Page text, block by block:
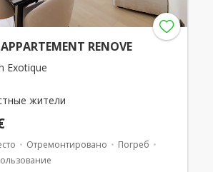
RENOVE
Exotique
жители
Отремонтировано
Погреб